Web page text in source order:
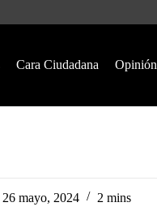
Cara Ciudadana Opinión
26 mayo, 2024 2 mins